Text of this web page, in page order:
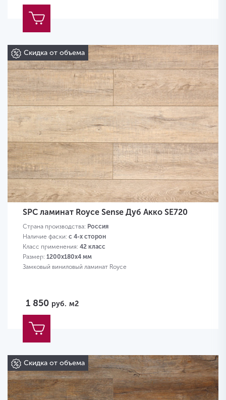
Скидка от объема
SPC ламинат Royce Sense Дуб Акко SE720
Страна производства: Россия
Наличие фаски: с 4-х сторон
Класс применения: 42 класс
Размер: 1200х180х4 мм
Замковый виниловый ламинат Royce
1 850 руб. м2
Скидка от объема